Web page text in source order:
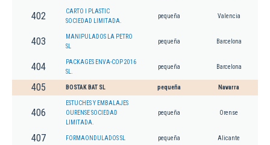
402
CARTO I PLASTIC
SOCIEDAD LIMITADA.
pequeña Valencia
403
MANIPULADOS LA PETRO
SL
pequeña Barcelona
404
PACKAGES ENVA-COP 2016
SL.
pequeña Barcelona
405 BOSTAK BAT SL pequeña Navarra
406
ESTUCHES Y EMBALAJES
OURENSE SOCIEDAD
LIMITADA.
pequeña Orense
407 FORMAONDULADOS SL pequeña Alicante